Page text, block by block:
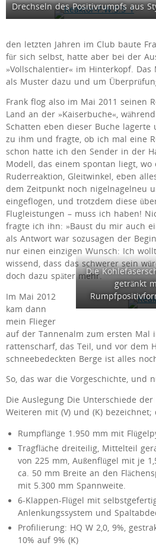
Drechseln des Positivrumpfs aus
den letzten Jahren im Club baute
für sich selbst, hatte aber bei der
»Vollschalentier« im Hinterkopf.
als Muster dazu und um
Frank flog also im Mai 2011 seinen
Land an der »Kaiserbuche«,
Schatten eben dieser Buche
zu ihm und fragte, ob ich mal eine
schon hatte ich den Sender in der
Modell, das einem spontan liegt, wo
Ruderreaktion, Gleitwinkel, eben
dem Zeitpunkt noch nigelnagelneu
eingeflogen, und trotzdem diese
Flugleistungen – muss ich haben!
fragte ich ihn: »Baust du mir auch
als Antwort war sozusagen der
nur einen einzigen Wunsch: Ich
wissend, dass das schwerer sein
doch dazu später mehr.
Die
getränkt
Im Mai 2012
kam dann
mein Flieger
auf der Tannenalm zum ersten Mal
rattenscharf, das Teil, und vor dem
schneebedeckten Berge ist alles
So, das war die Vorgeschichte, und
Die Auslegung Die Unterschiede
Weiteren mit (V) und (K)
Rumpflänge 1.950 mm mit
Tragfläche dreiteilig, Mittelteil
von 225 mm, Außenflügel mit je
ca. 50 mm Breite an den
mit 5.300 mm Spannweite.
6-Klappen-Flügel mit
Anlenkungssystem und
Profilierung: HQ W 2,0, 9%,
10% auf 9% (K)